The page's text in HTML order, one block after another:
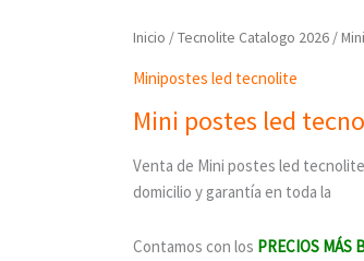
Inicio /Tecnolite Catalogo 2026 /
Minipostes led tecnolite
Mini postes led
Venta de Mini postes led
domicilio y garantía en toda la
Contamos con los PRECIOS MÁS